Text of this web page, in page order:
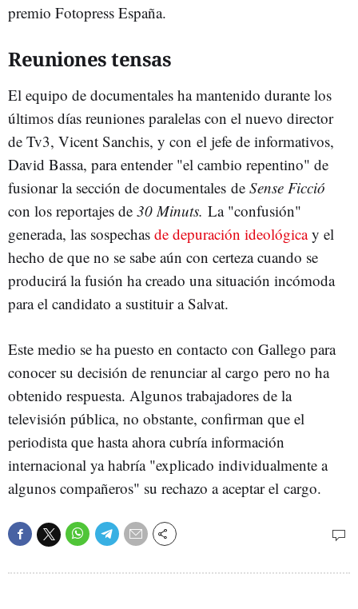
premio Fotopress España.
Reuniones tensas
El equipo de documentales ha mantenido durante los
últimos días reuniones paralelas con el nuevo director
de Tv3, Vicent Sanchis, y con el jefe de informativos,
David Bassa, para entender "el cambio repentino" de
fusionar la sección de documentales de Sense Ficció
con los reportajes de 30 Minuts. La "confusión"
generada, las sospechas de depuración ideológicay el
hecho de que no se sabe aún con certeza cuando se
producirá la fusión ha creado una situación incómoda
para el candidato a sustituir a Salvat.
Este medio se ha puesto en contacto con Gallego para
conocer su decisión de renunciar al cargo pero no ha
obtenido respuesta. Algunos trabajadores de la
televisión pública, no obstante, confirman que el
periodista que hasta ahora cubría información
internacional ya habría "explicado individualmente a
algunos compañeros" su rechazo a aceptar el cargo.